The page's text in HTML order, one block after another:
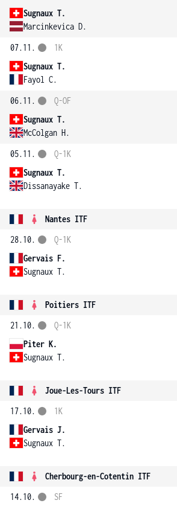
Sugnaux T.
Marcinkevica D.
07.11.
Sugnaux T.
Fayol C.
1K
06.11.
Sugnaux T.
McColgan H.
Q-OF
05.11.
Sugnaux T.
Dissanayake T.
Q-1K
Nantes ITF
28.10.
Gervais F.
Sugnaux T.
Q-1K
Poitiers ITF
21.10.
Piter K.
Sugnaux T.
Q-1K
Joue-Les-Tours ITF
17.10.
Gervais J.
Sugnaux T.
1K
Cherbourg-en-Cotentin ITF
14.10.
SF